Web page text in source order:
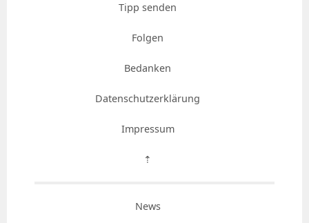
Tipp senden
Folgen
Bedanken
Datenschutzerklärung
Impressum
⇡
News